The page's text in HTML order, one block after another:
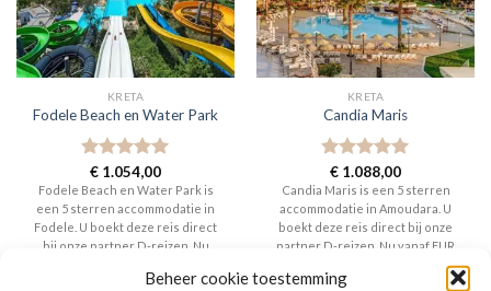
Beheer cookie toestemming
KRETA
Fodele Beach en Water Park
Gewaardeerd
5uit 5
€ 1.054,00
Fodele Beach en Water Park is
een 5 sterren accommodatie in
Fodele. U boekt deze reis direct
bij onze partner D-reizen. Nu
KRETA
Candia Maris
Gewaardeerd
5uit 5
€ 1.088,00
Candia Maris is een 5 sterren
accommodatie in Amoudara. U
boekt deze reis direct bij onze
partner D-reizen. Nu vanaf EUR